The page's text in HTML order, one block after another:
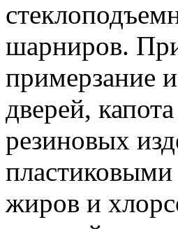
шарниров.
примерзание
дверей,
резиновых
жиров и